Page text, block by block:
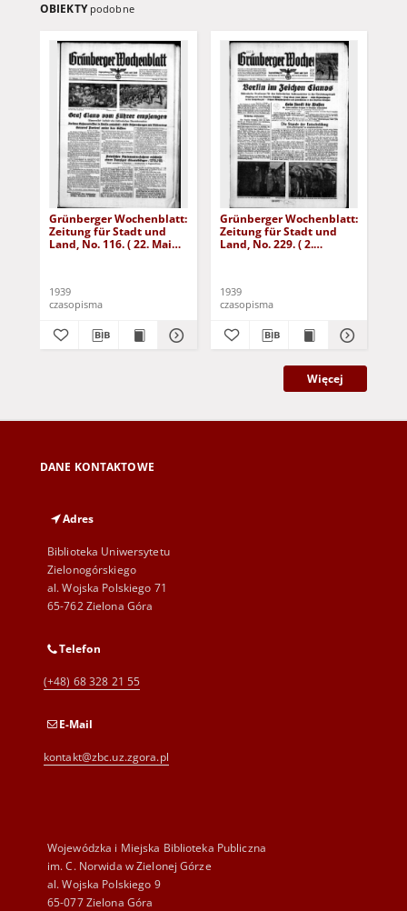
OBIEKTY podobne
Grünberger Wochenblatt:
Zeitung für Stadt und
Land, No. 116. ( 22. Mai
1939
czasopisma
Grünberger Wochenblatt:
Zeitung für Stadt und
Land, No. 229. ( 2.
1939
czasopisma
Więcej
DANE KONTAKTOWE
Adres
Biblioteka Uniwersytetu
Zielonogórskiego
al. Wojska Polskiego 71
65-762 Zielona Góra
Telefon
(+48) 68 328 21 55
E-Mail
kontakt@zbc.uz.zgora.pl
Wojewódzka i Miejska Biblioteka Publiczna
im. C. Norwida w Zielonej Górze
al. Wojska Polskiego 9
65-077 Zielona Góra